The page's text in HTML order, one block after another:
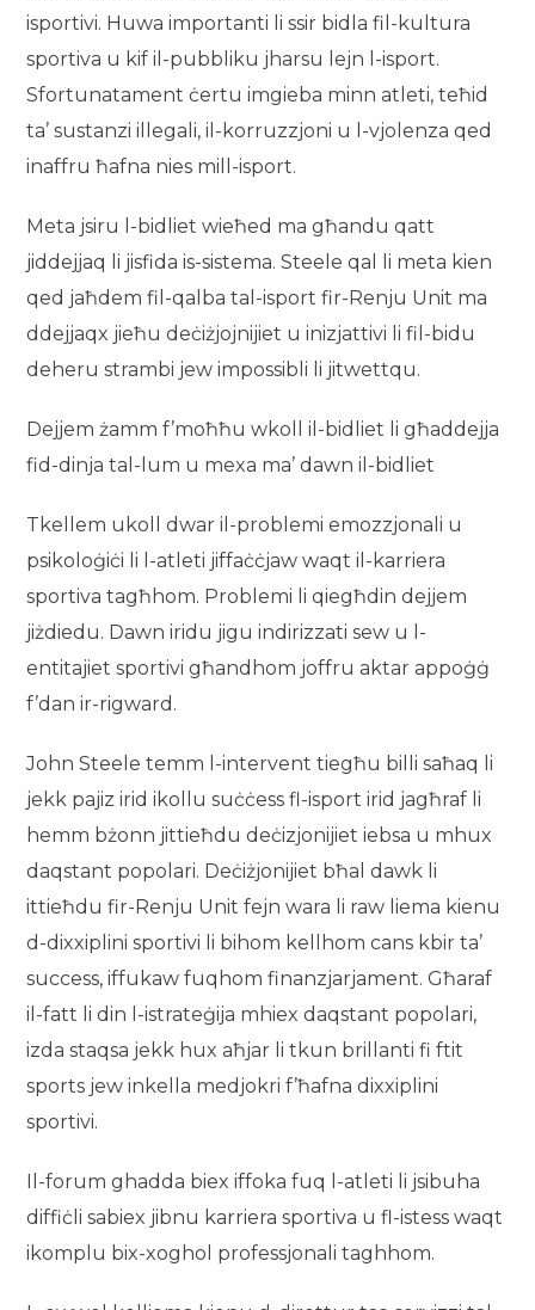
isportivi. Huwa importanti li ssir bidla fil-kultura
sportiva u kif il-pubbliku jharsu lejn l-isport.
Sfortunatament ċertu imgieba minn atleti, teħid
ta’ sustanzi illegali, il-korruzzjoni u l-vjolenza qed
inaffru ħafna nies mill-isport.
Meta jsiru l-bidliet wieħed ma għandu qatt
jiddejjaq li jisfida is-sistema. Steele qal li meta kien
qed jaħdem fil-qalba tal-isport fir-Renju Unit ma
ddejjaqx jieħu deċiżjojnijiet u inizjattivi li fil-bidu
deheru strambi jew impossibli li jitwettqu.
Dejjem żamm f’moħħu wkoll il-bidliet li għaddejja
fid-dinja tal-lum u mexa ma’ dawn il-bidliet
Tkellem ukoll dwar il-problemi emozzjonali u
psikoloġiċi li l-atleti jiffaċċjaw waqt il-karriera
sportiva tagħhom. Problemi li qiegħdin dejjem
jiżdiedu. Dawn iridu jigu indirizzati sew u l-
entitajiet sportivi għandhom joffru aktar appoġġ
f’dan ir-rigward.
John Steele temm l-intervent tiegħu billi saħaq li
jekk pajiz irid ikollu suċċess fl-isport irid jagħraf li
hemm bżonn jittieħdu deċizjonijiet iebsa u mhux
daqstant popolari. Deċiżjonijiet bħal dawk li
ittieħdu fir-Renju Unit fejn wara li raw liema kienu
d-dixxiplini sportivi li bihom kellhom cans kbir ta’
success, iffukaw fuqhom finanzjarjament. Għaraf
il-fatt li din l-istrateġija mhiex daqstant popolari,
izda staqsa jekk hux aħjar li tkun brillanti fi ftit
sports jew inkella medjokri f’ħafna dixxiplini
sportivi.
Il-forum ghadda biex iffoka fuq l-atleti li jsibuha
diffiċli sabiex jibnu karriera sportiva u fl-istess waqt
ikomplu bix-xoghol professjonali taghhom.